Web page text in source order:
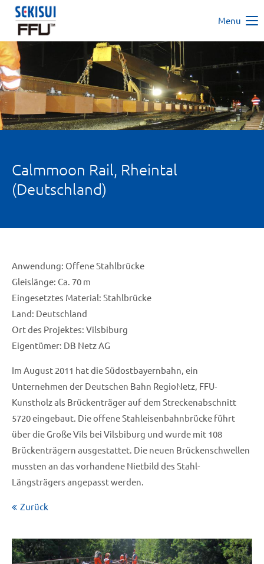
Menu
Calmmoon Rail, Rheintal
(Deutschland)
Anwendung: Offene Stahlbrücke
Gleislänge: Ca. 70 m
Eingesetztes Material: Stahlbrücke
Land: Deutschland
Ort des Projektes: Vilsbiburg
Eigentümer: DB Netz AG
Im August 2011 hat die Südostbayernbahn, ein
Unternehmen der Deutschen Bahn RegioNetz, FFU-
Kunstholz als Brückenträger auf dem Streckenabschnitt
5720 eingebaut. Die offene Stahleisenbahnbrücke führt
über die Große Vils bei Vilsbiburg und wurde mit 108
Brückenträgern ausgestattet. Die neuen Brückenschwellen
mussten an das vorhandene Nietbild des Stahl-
Längsträgers angepasst werden.
Zurück